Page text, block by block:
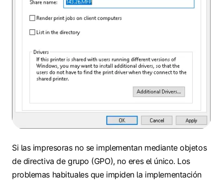
Si las impresoras no se implementan mediante objetos
de directiva de grupo (GPO), no eres el único. Los
problemas habituales que impiden la implementación